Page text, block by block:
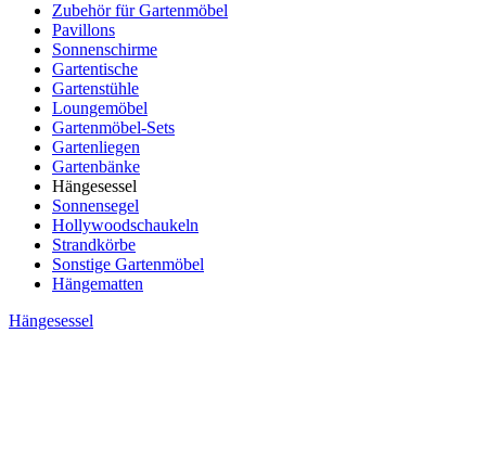
Zubehör für Gartenmöbel
Pavillons
Sonnenschirme
Gartentische
Gartenstühle
Loungemöbel
Gartenmöbel-Sets
Gartenliegen
Gartenbänke
Hängesessel
Sonnensegel
Hollywoodschaukeln
Strandkörbe
Sonstige Gartenmöbel
Hängematten
Hängesessel